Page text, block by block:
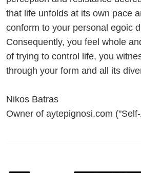
that life unfolds at its own pace
conform to your personal egoic
Consequently, you feel whole
of trying to control life, you
through your form and all its
Nikos Batras
Owner of aytepignosi.com